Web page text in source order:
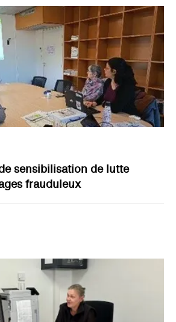
sensibilisation de lutte
frauduleux